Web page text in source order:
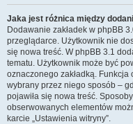
Jaka jest różnica między
Dodawanie zakładek w phpBB
przeglądarce. Użytkownik nie
się nowa treść. W phpBB 3.1
tematu. Użytkownik może być
oznaczonego zakładką.
wybrany przez niego sposób –
pojawiła się nowa treść.
obserwowanych elementów
karcie „Ustawienia witryny”.